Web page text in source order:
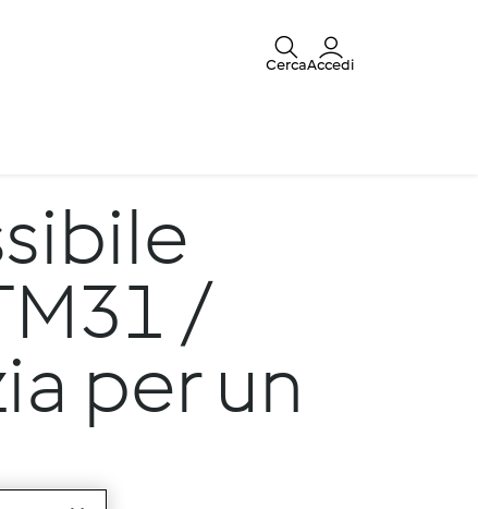
CercaAccedi
/
per un